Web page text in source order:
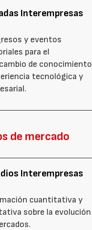
Interempresas
y eventos
para el
de conocimiento
tecnológica y
de mercado
Interempresas
cuantitativa y
sobre la evolución